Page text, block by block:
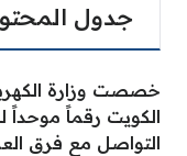
جدول
خصصت وزارة
الكويت رقماً موحداً
التواصل مع فرق